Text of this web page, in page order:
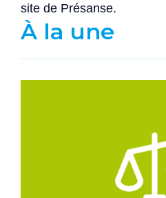
site de Présanse.
À la une